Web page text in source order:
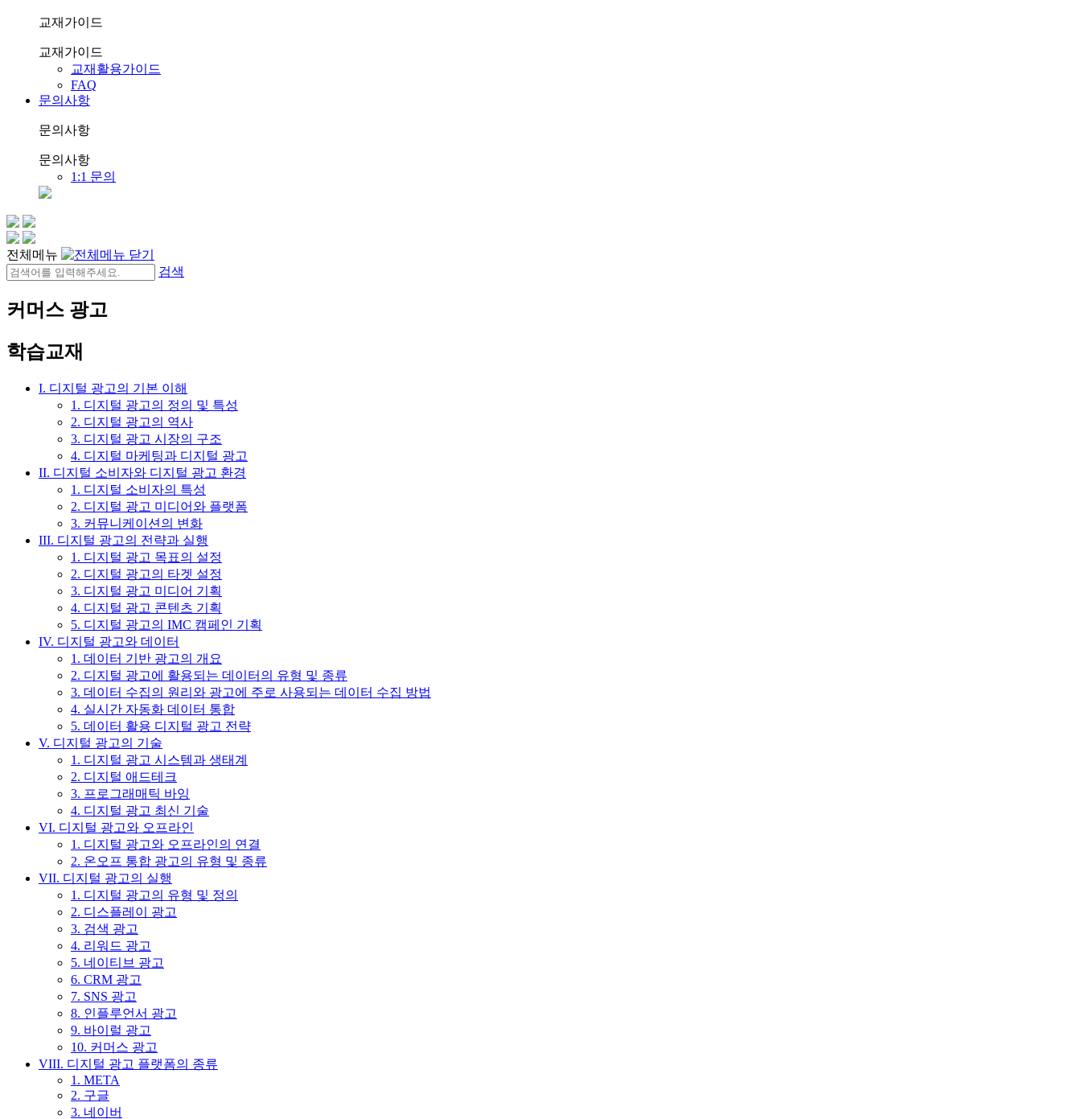
교재가이드
교재가이드
교재활용가이드
FAQ
문의사항
문의사항
문의사항
1:1 문의
전체메뉴
검색
커머스 광고
학습교재
I. 디지털 광고의 기본 이해
1. 디지털 광고의 정의 및 특성
2. 디지털 광고의 역사
3. 디지털 광고 시장의 구조
4. 디지털 마케팅과 디지털 광고
II. 디지털 소비자와 디지털 광고 환경
1. 디지털 소비자의 특성
2. 디지털 광고 미디어와 플랫폼
3. 커뮤니케이션의 변화
III. 디지털 광고의 전략과 실행
1. 디지털 광고 목표의 설정
2. 디지털 광고의 타겟 설정
3. 디지털 광고 미디어 기획
4. 디지털 광고 콘텐츠 기획
5. 디지털 광고의 IMC 캠페인 기획
IV. 디지털 광고와 데이터
1. 데이터 기반 광고의 개요
2. 디지털 광고에 활용되는 데이터의 유형 및 종류
3. 데이터 수집의 원리와 광고에 주로 사용되는 데이터 수집 방법
4. 실시간 자동화 데이터 통합
5. 데이터 활용 디지털 광고 전략
V. 디지털 광고의 기술
1. 디지털 광고 시스템과 생태계
2. 디지털 애드테크
3. 프로그래매틱 바잉
4. 디지털 광고 최신 기술
VI. 디지털 광고와 오프라인
1. 디지털 광고와 오프라인의 연결
2. 온오프 통합 광고의 유형 및 종류
VII. 디지털 광고의 실행
1. 디지털 광고의 유형 및 정의
2. 디스플레이 광고
3. 검색 광고
4. 리워드 광고
5. 네이티브 광고
6. CRM 광고
7. SNS 광고
8. 인플루언서 광고
9. 바이럴 광고
10. 커머스 광고
VIII. 디지털 광고 플랫폼의 종류
1. META
2. 구글
3. 네이버